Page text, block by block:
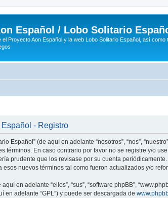
Español / Lobo Solitario
Proyecto Aon Español y la web Lobo Solitario Español, así como
- Registro
Español” (de aquí en adelante “nosotros”, “nos”,
términos. En caso contrario por favor no se registre y/o
prudente que los revisase por su cuenta
nuevos términos tal como fueron actualizados y/o
en adelante “ellos”, “sus”, “software phpBB”,
en adelante “GPL”) y puede ser descargada de